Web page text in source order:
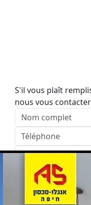
S'il vous plaît
nous vous
Envoyer